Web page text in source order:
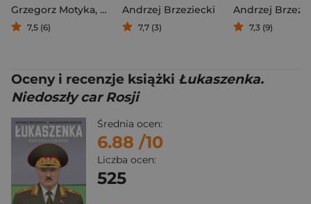
Grzegorz Motyka, Andrzej Brzeziecki
7,5 (6)
Andrzej Brzeziecki
7,7 (3)
Andrzej
7,3 (9)
Oceny i recenzje książki Łukaszenka.
Niedoszły car Rosji
Średnia ocen:
6.88 /10
Liczba ocen:
525